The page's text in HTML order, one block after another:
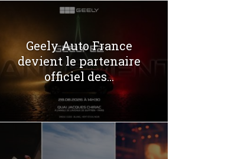
Geely Auto France
devient le partenaire
officiel des...